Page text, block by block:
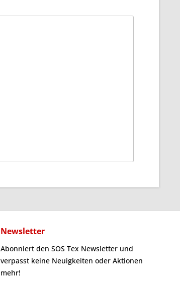
Newsletter
Abonniert den SOS Tex Newsletter und
verpasst keine Neuigkeiten oder Aktionen
mehr!